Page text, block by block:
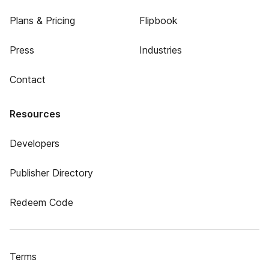
Plans & Pricing
Press
Contact
Flipbook
Industries
Resources
Developers
Publisher Directory
Redeem Code
Terms